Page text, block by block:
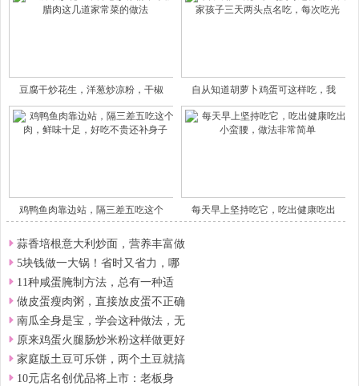
豆腐干炒花生，洋葱炒凉粉，干椒 自从知道胡萝卜鸡蛋可这样吃，我
鸡鸭鱼肉靠边站，隔三差五吃这个 每天早上坚持吃它，吃出健康吃出
蒜香培根意大利炒面，营养丰富做
5块钱做一大锅！省时又省力，哪
11种咸蛋腌制方法，总有一种适
做皮蛋瘦肉粥，直接放皮蛋不正确
南瓜全身是宝，学会这种做法，无
原来鸡蛋火腿肠炒米粉这样做更好
家庭版土豆可乐饼，两个土豆就搞
10元店名创优品将上市：老板身